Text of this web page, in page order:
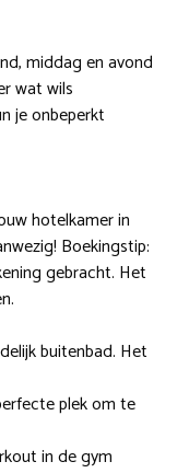
middag en avond
wat wils
je onbeperkt
hotelkamer in
Boekingstip:
gebracht. Het
buitenbad. Het
plek om te
in de gym